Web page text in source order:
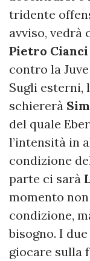
tridente
avviso, vedrà
Pietro Cianci
contro la
Sugli esterni,
schiererà
del quale
l’intensità in
condizione
parte ci sarà
momento
condizione,
bisogno. I
giocare sulla